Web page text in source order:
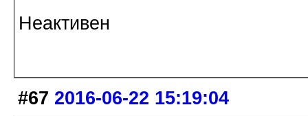
Неактивен
#67 2016-06-22 15:19:04